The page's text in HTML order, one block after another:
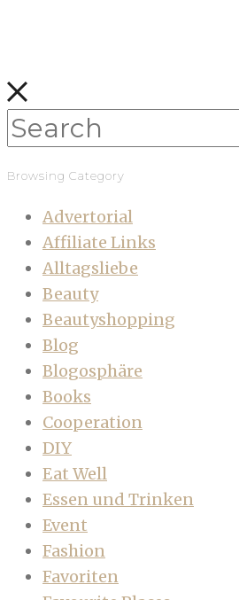
Browsing Category
Advertorial
Affiliate Links
Alltagsliebe
Beauty
Beautyshopping
Blog
Blogosphäre
Books
Cooperation
DIY
Eat Well
Essen und Trinken
Event
Fashion
Favoriten